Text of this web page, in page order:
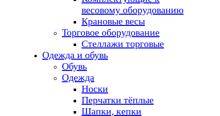
весовому оборудованию
Крановые весы
Торговое оборудование
Стеллажи торговые
Одежда и обувь
Обувь
Одежда
Носки
Перчатки тёплые
Шапки, кепки